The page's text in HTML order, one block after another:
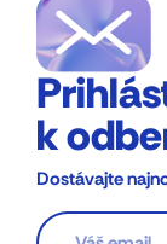
k
Dostávajte